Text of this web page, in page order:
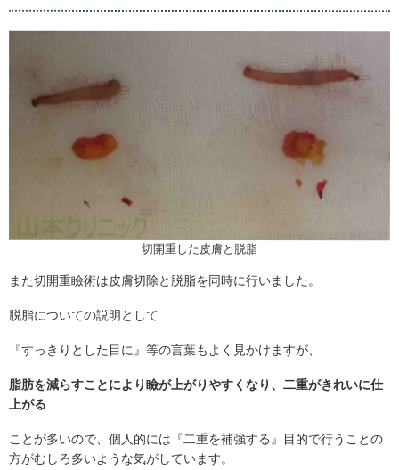
切開重した皮膚と脱脂
また切開重瞼術は皮膚切除と脱脂を同時に行いました。
脱脂についての説明として
『すっきりとした目に』等の言葉もよく見かけますが、
脂肪を減らすことにより瞼が上がりやすくなり、二重がきれいに仕
上がる
ことが多いので、個人的には『二重を補強する』目的で行うことの
方がむしろ多いような気がしています。